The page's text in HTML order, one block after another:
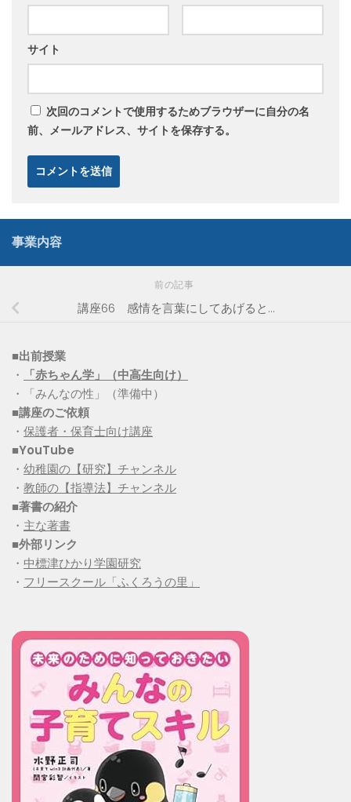
サイト
次回のコメントで使用するためブラウザーに自分の名
前、メールアドレス、サイトを保存する。
事業内容
前の記事
講座66 感情を言葉にしてあげると…
■出前授業
・
「赤ちゃん学」（中高生向け）
・「みんなの性」（準備中）
■講座のご依頼
・ 保護者・保育士向け講座
■YouTube
・ 幼稚園の【研究】チャンネル
・ 教師の【指導法】チャンネル
■著書の紹介
・ 主な著書
■外部リンク
・ 中標津ひかり学園研究
・ フリースクール「ふくろうの里」